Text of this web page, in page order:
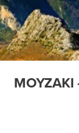
ΜΟΥΖΑΚΙ